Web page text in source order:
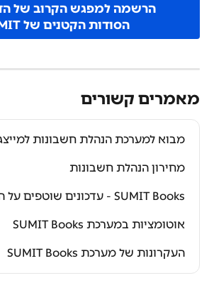
הרשמה למפגש הקרוב של
הסודות הקטנים של SUMIT
מאמרים קשורים
מבוא למערכת הנהלת חשבונות
מחירון הנהלת חשבונות
SUMIT Books - עדכונים שוטפים על המערכת
אוטומציות במערכת SUMIT Books
העקרונות של מערכת SUMIT Books